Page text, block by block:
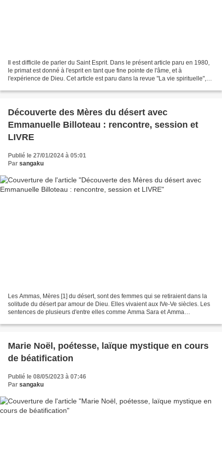
Il est difficile de parler du Saint Esprit. Dans le présent article paru en 1980,
le primat est donné à l'esprit en tant que fine pointe de l'âme, et à
l'expérience de Dieu. Cet article est paru dans la revue "La vie spirituelle",
Découverte des Mères du désert avec
Emmanuelle Billoteau : rencontre, session et
LIVRE
Publié le 27/01/2024 à 05:01
Par sangaku
Les Ammas, Mères [1] du désert, sont des femmes qui se retiraient dans la
solitude du désert par amour de Dieu. Elles vivaient aux IVe-Ve siècles. Les
sentences de plusieurs d'entre elles comme Amma Sara et Amma
Marie Noël, poétesse, laïque mystique en cours
de béatification
Publié le 08/05/2023 à 07:46
Par sangaku